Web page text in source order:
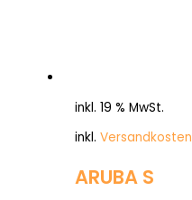
inkl. 19 % MwSt.
inkl. Versandkosten
ARUBA S